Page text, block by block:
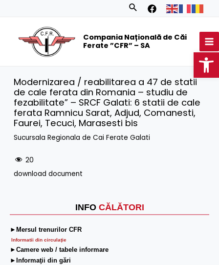
Search
Compania Națională de Căi
Ferate ”CFR” – SA
INFO CĂLĂTORI
►Mersul trenurilor CFR
Informatii din circulaţie
►Camere web / tabele informare
►Informaţii din gări
Modernizarea / reabilitarea a 47 de statii
de cale ferata din Romania – studiu de
fezabilitate” – SRCF Galati: 6 statii de cale
ferata Ramnicu Sarat, Adjud, Comanesti,
Faurei, Tecuci, Marasesti bis
Sucursala Regionala de Cai Ferate Galati
20
download document